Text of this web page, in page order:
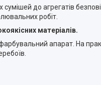
до агрегатів
робіт.
матеріалів.
апарат. На